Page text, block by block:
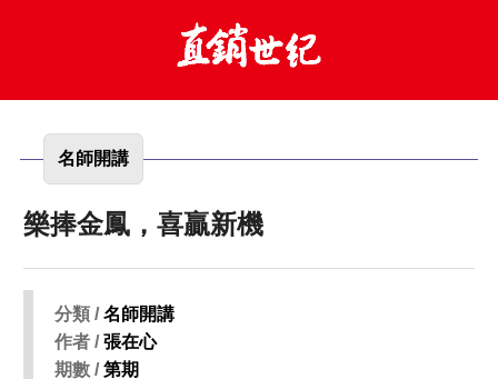
名師開講
樂捧金鳳，喜贏新機
分類 /名師開講
作者 /張在心
期數 /第期